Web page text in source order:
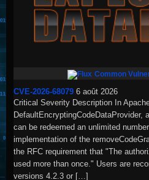
Common
CVE-2026-68079 6 août 2026
Critical Severity Description In
DefaultEncryptingCodeDataProvider,
can be redeemed an unlimited
implementation of the
the RFC requirement that "The
used more than once." Users are
versions 4.2.3 or […]